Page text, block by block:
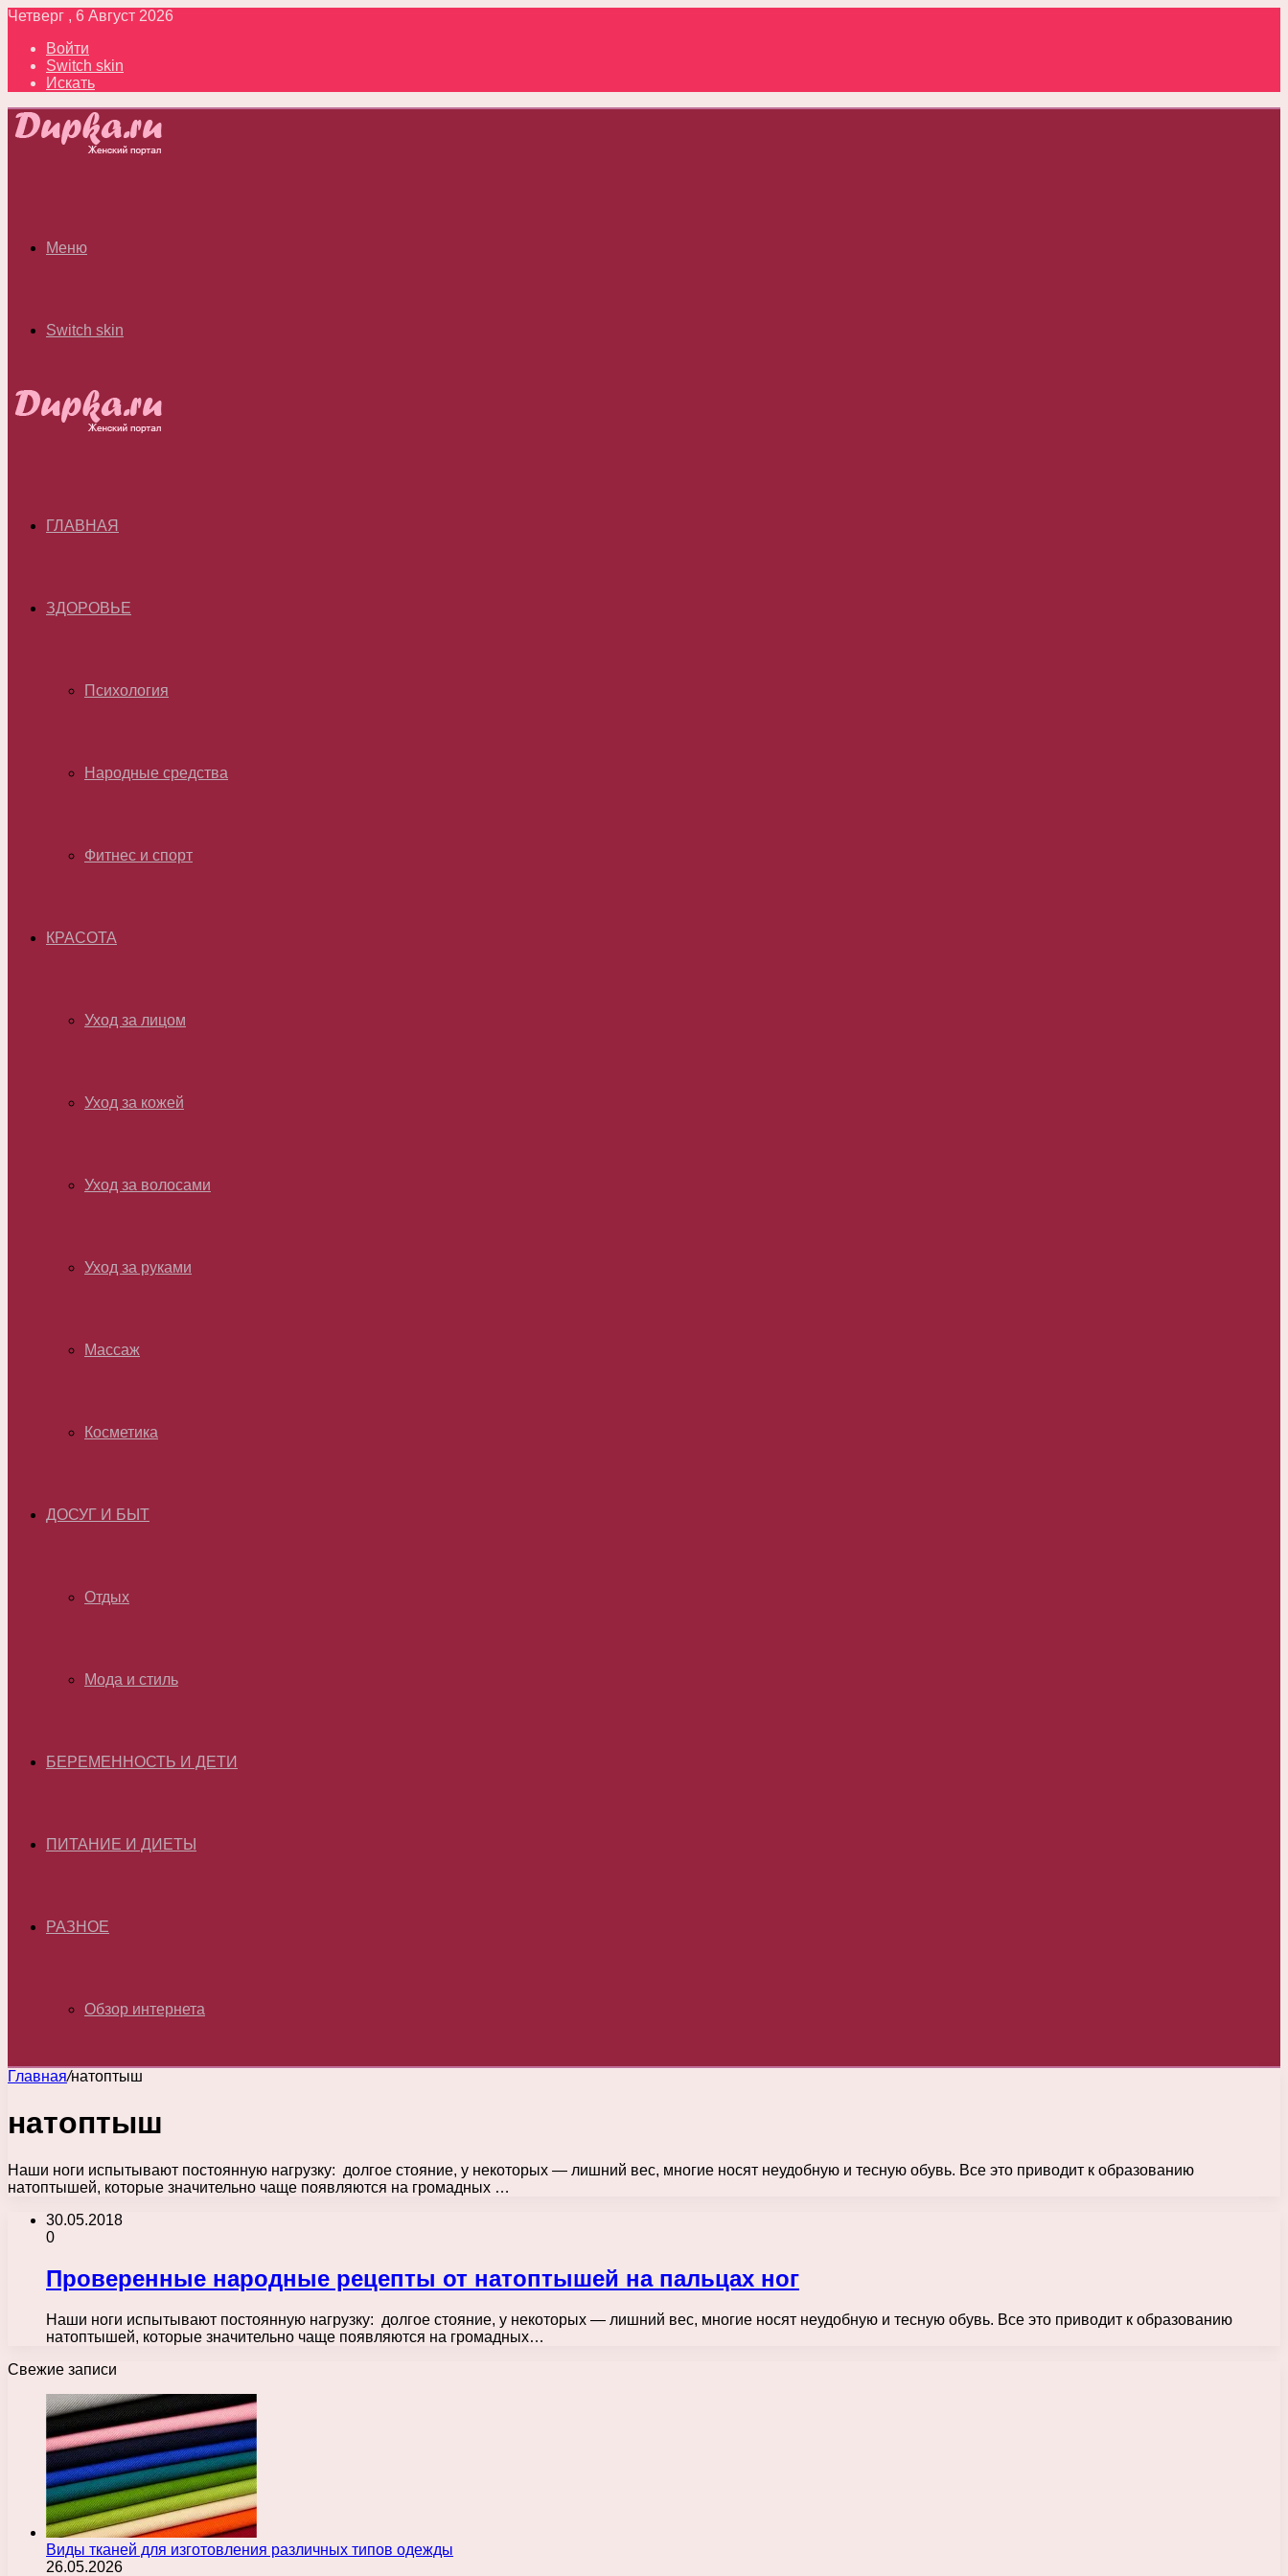
Четверг , 6 Август 2026
Войти
Switch skin
Искать
Меню
Switch skin
ГЛАВНАЯ
ЗДОРОВЬЕ
Психология
Народные средства
Фитнес и спорт
КРАСОТА
Уход за лицом
Уход за кожей
Уход за волосами
Уход за руками
Массаж
Косметика
ДОСУГ И БЫТ
Отдых
Мода и стиль
БЕРЕМЕННОСТЬ И ДЕТИ
ПИТАНИЕ И ДИЕТЫ
РАЗНОЕ
Обзор интернета
Главная/натоптыш
натоптыш
Наши ноги испытывают постоянную нагрузку: долгое стояние, у некоторых — лишний вес, многие носят неудобную и тесную обувь. Все это приводит к образованию
натоптышей, которые значительно чаще появляются на громадных …
30.05.2018
0
Проверенные народные рецепты от натоптышей на пальцах ног
Наши ноги испытывают постоянную нагрузку: долгое стояние, у некоторых — лишний вес, многие носят неудобную и тесную обувь. Все это приводит к образованию
натоптышей, которые значительно чаще появляются на громадных…
Свежие записи
Виды тканей для изготовления различных типов одежды
26.05.2026